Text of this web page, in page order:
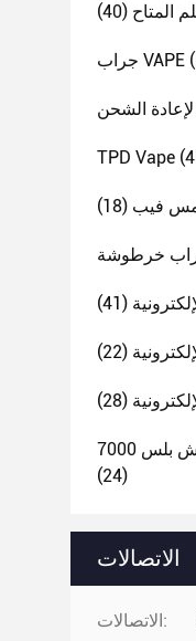
المتاح (40)
TPD Vape
فيب (18)
(41)
(22)
(28)
7000
(24)
الاتصالات
الاتصالات: